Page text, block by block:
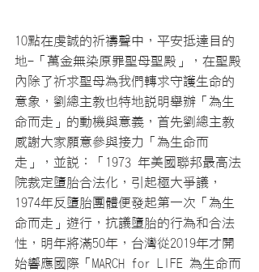
10點在虔誠的祈禱聲中，平安抵達目的
地-「萬金無染原罪聖母聖殿」，在聖殿
內除了祈求聖母為我們轉求守護生命的
意象，劉總主教也特地說明舉辦「為生
命而走」的動機與意義，首先劉總主教
感謝大家願意參與接力「為生命而
走」，並說：「1973 年美國聯邦最高法
院裁定墮胎合法化，引起極大爭議，
1974年反墮胎團體便發起第一次「為生
命而走」遊行，抗議墮胎的行為和合法
性，明年將滿50年，台灣從2019年才開
始響應國際「MARCH for LIFE 為生命而